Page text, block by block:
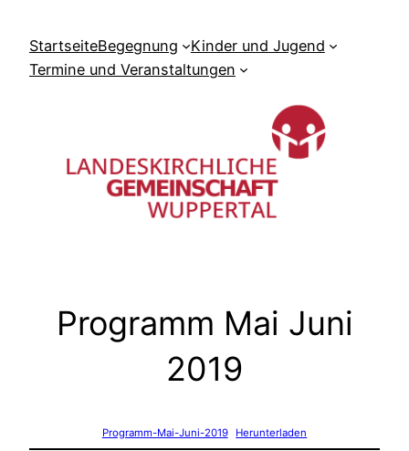
Inhalt
springen
StartseiteBegegnung
Kinder und Jugend
Termine und Veranstaltungen
Programm Mai Juni
2019
Programm-Mai-Juni-2019 Herunterladen